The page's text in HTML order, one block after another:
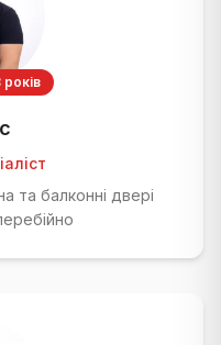
років
та балконні двері